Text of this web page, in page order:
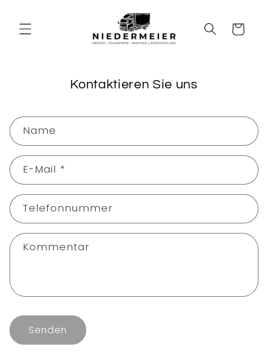
Inhalt Warenkorb
Kontaktieren Sie uns
K
o
n
t
k
f
m
l
a
Name
E-Mail *
Telefonnummer
Kommentar
Senden